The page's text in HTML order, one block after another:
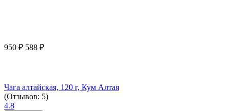
950 ₽ 588 ₽
Чага алтайская, 120 г, Кум Алтая
(Отзывов: 5)
4.8